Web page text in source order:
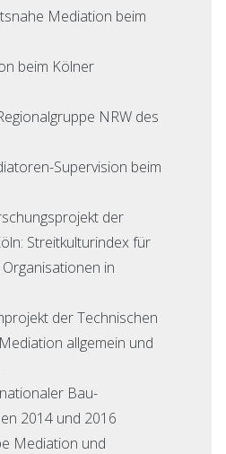
Mediation beim
beim Kölner
NRW des
Supervision beim
der
Streitkulturindex für
in
der Technischen
allgemein und
Bau-
2014 und 2016
Mediation und